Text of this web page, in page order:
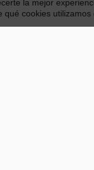
la mejor
qué cookies